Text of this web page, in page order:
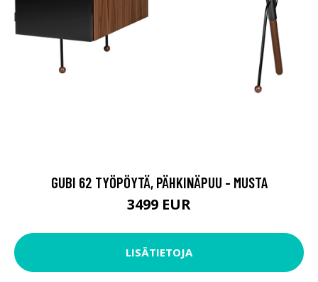
GUBI 62 TYÖPÖYTÄ, PÄHKINÄPUU - MUSTA
3499 EUR
LISÄTIETOJA